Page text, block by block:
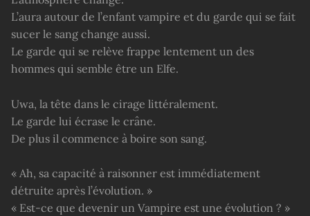
L’aura autour de l’enfant vampire et du garde qui se fait
sucer le sang change aussi.
Le garde qui se relève frappe lentement un des
hommes qui semble être un Elfe.
Uwa, la tête dans le cirage littéralement.
Le garde lui écrase le crâne.
De plus il commence à boire son sang.
« Ah, sa capacité à raisonner est immédiatement
détruite après l’évolution. »
« Est-ce que devenir un Vampire est une évolution ? »